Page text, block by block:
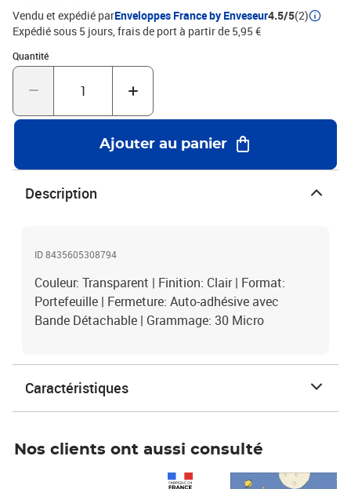
Vendu et expédié parEnveloppes France by Enveseur4.5/5(2)
Expédié sous 5 jours, frais de port à partir de 5,95 €
Quantité
Quantité : 1
Ajouter au panier
Description
ID 8435605308794
Couleur: Transparent | Finition: Clair | Format:
Portefeuille | Fermeture: Auto-adhésive avec
Bande Détachable | Grammage: 30 Micro
Caractéristiques
Nos clients ont aussi consulté
Prix 7,50€